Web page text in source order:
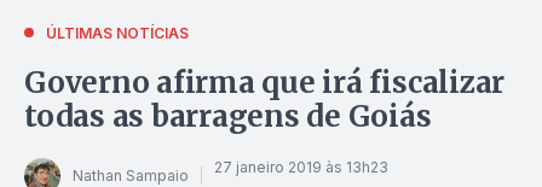
ÚLTIMAS NOTÍCIAS
Governo afirma que irá fiscalizar
todas as barragens de Goiás
Nathan Sampaio 27 janeiro 2019 às 13h23